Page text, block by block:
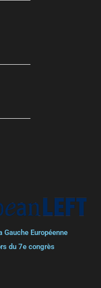
Européenne
du 7e congrès